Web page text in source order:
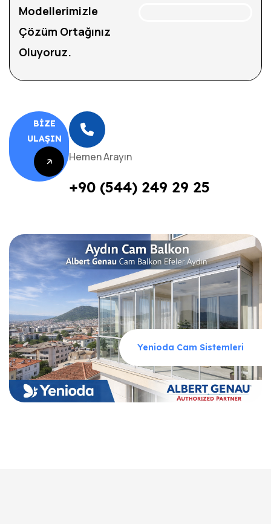
Modellerimizle
Çözüm Ortağınız
Oluyoruz.
BIZE
ULAŞIN
BIZE
Hemen Arayın
+90 (544) 249 29 25
Yenioda Cam Sistemleri